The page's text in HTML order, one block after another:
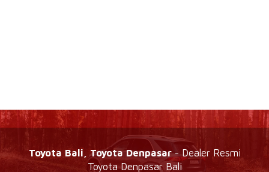
Toyota Bali, Toyota Denpasar- Dealer Resmi
Toyota Denpasar Bali